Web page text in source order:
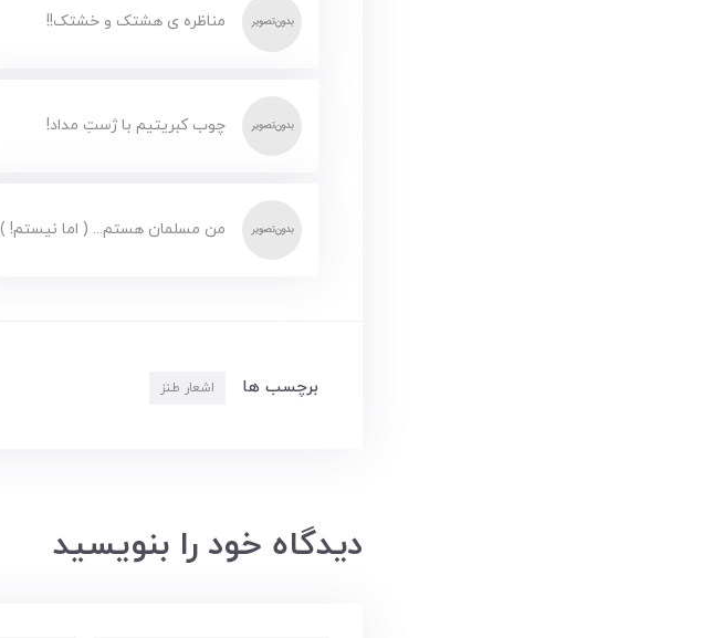
مناظره ی هشتک و خشتک!!
چوب کبریتیم با ژستِ مداد!
من مسلمان هستم... ( اما نیستم! )
برچسب ها اشعار طنز
دیدگاه خود را بنویسید